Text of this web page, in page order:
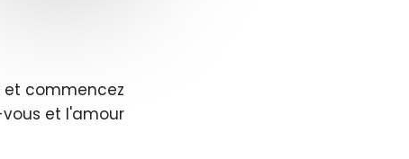
et commencez
et l'amour